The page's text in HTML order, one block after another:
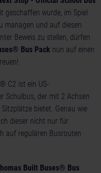
geschaffen wurde, im Spiel
managen und auf diesen
Beweis zu stellen, dürfen
Bus Pack nun auf einen
C2 ist ein US-
Schulbus, der mit 2 Achsen
bietet. Genau wie
dieser nicht nur für
auf regulären Busrouten
Built Buses® Bus